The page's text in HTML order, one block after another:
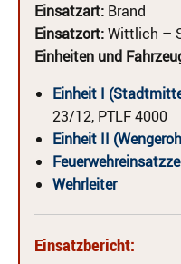
Einsatzart: Brand
Einsatzort:Wittlich –
Einheiten und
Einheit I
23/12, PTLF 4000
Einheit II
Wehrleiter
Einsatzbericht: